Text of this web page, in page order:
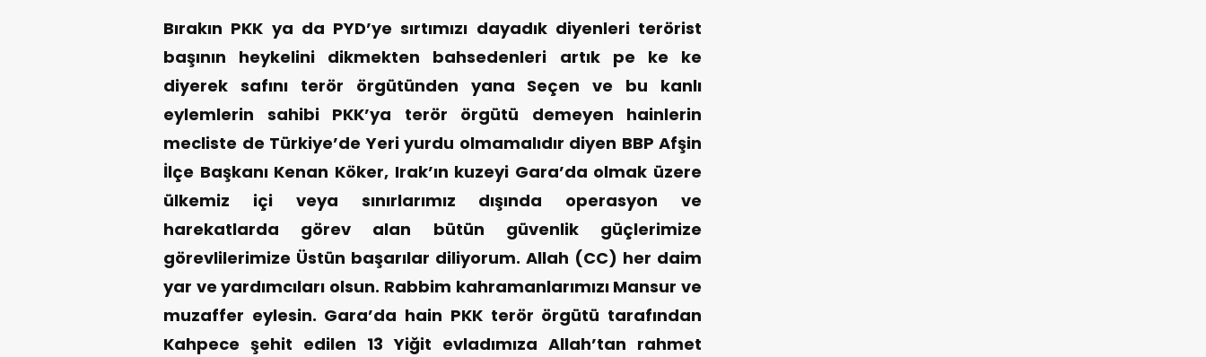
Bırakın PKK ya da PYD’ye sırtımızı dayadık diyenleri terörist
başının heykelini dikmekten bahsedenleri artık pe ke ke
diyerek safını terör örgütünden yana Seçen ve bu kanlı
eylemlerin sahibi PKK’ya terör örgütü demeyen hainlerin
mecliste de Türkiye’de Yeri yurdu olmamalıdır diyen BBP Afşin
İlçe Başkanı Kenan Köker, Irak’ın kuzeyi Gara’da olmak üzere
ülkemiz içi veya sınırlarımız dışında operasyon ve
harekatlarda görev alan bütün güvenlik güçlerimize
görevlilerimize Üstün başarılar diliyorum. Allah (CC) her daim
yar ve yardımcıları olsun. Rabbim kahramanlarımızı Mansur ve
muzaffer eylesin. Gara’da hain PKK terör örgütü tarafından
Kahpece şehit edilen 13 Yiğit evladımıza Allah’tan rahmet